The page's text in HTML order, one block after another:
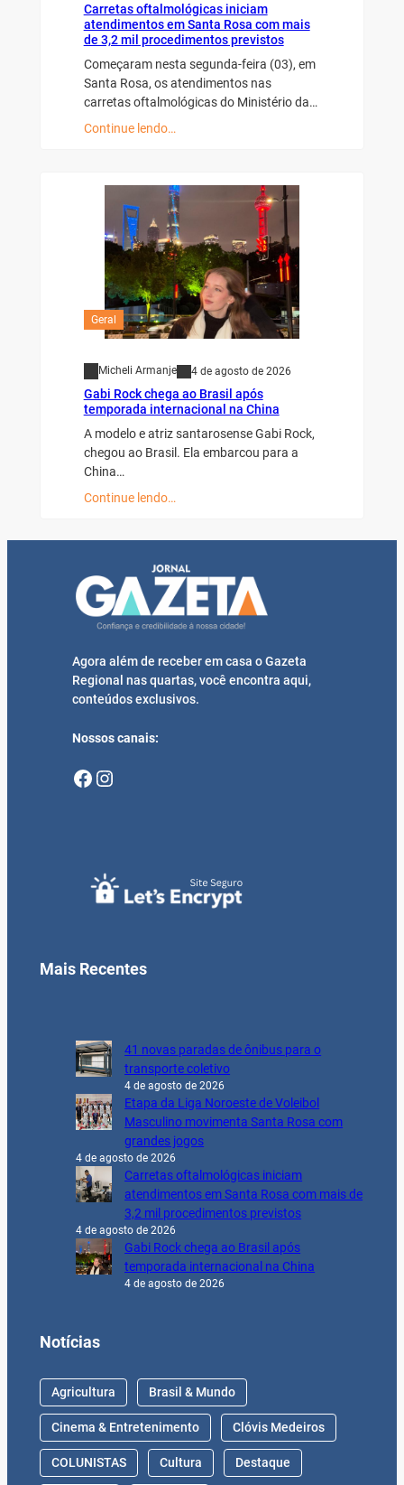
Carretas oftalmológicas iniciam
atendimentos em Santa Rosa com mais
de 3,2 mil procedimentos previstos
Começaram nesta segunda-feira (03), em
Santa Rosa, os atendimentos nas
carretas oftalmológicas do Ministério da…
Continue lendo…
Geral
Micheli Armanje 4 de agosto de 2026
Gabi Rock chega ao Brasil após
temporada internacional na China
A modelo e atriz santarosense Gabi Rock,
chegou ao Brasil. Ela embarcou para a
China…
Continue lendo…
Agora além de receber em casa o Gazeta
Regional nas quartas, você encontra aqui,
conteúdos exclusivos.
Nossos canais:
Facebook Instagram
Mais Recentes
41 novas paradas de ônibus para o
transporte coletivo
4 de agosto de 2026
Etapa da Liga Noroeste de Voleibol
Masculino movimenta Santa Rosa com
grandes jogos
4 de agosto de 2026
Carretas oftalmológicas iniciam
atendimentos em Santa Rosa com mais de
3,2 mil procedimentos previstos
4 de agosto de 2026
Gabi Rock chega ao Brasil após
temporada internacional na China
4 de agosto de 2026
Notícias
Agricultura Brasil & Mundo
Cinema & Entretenimento Clóvis Medeiros
COLUNISTAS Cultura Destaque